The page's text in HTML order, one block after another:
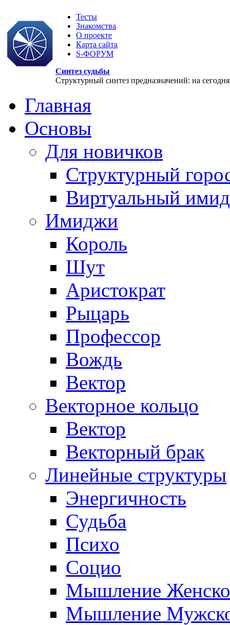
Тесты
Знакомства
О проекте
Карта сайта
S-ФОРУМ
Синтез судьбы
Структурный синтез предназначений: на
Главная
Основы
Для новичков
Структурный
Виртуальный
Имиджи
Король
Шут
Аристократ
Рыцарь
Профессор
Вождь
Вектор
Векторное кольцо
Вектор
Векторный брак
Линейные структуры
Энергичность
Судьба
Психо
Социо
Мышление
Мышление